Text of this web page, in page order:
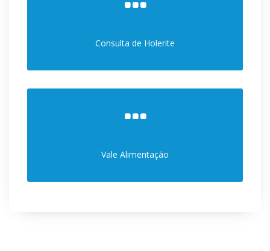
Consulta de Holerite
Vale Alimentação